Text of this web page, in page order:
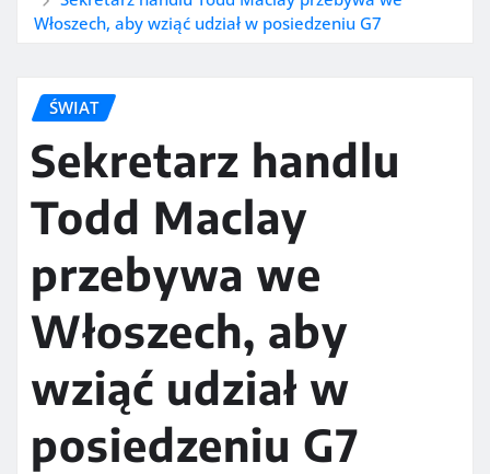
Włoszech, aby wziąć udział w posiedzeniu G7
ŚWIAT
Sekretarz handlu
Todd Maclay
przebywa we
Włoszech, aby
wziąć udział w
posiedzeniu G7